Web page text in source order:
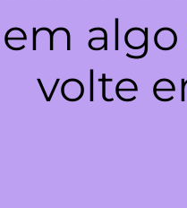
em
volte